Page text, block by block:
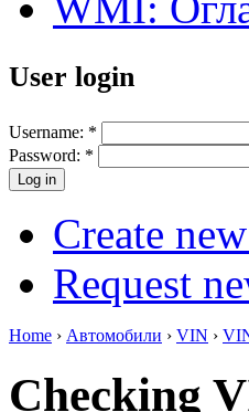
User login
Username: *
Password: *
Create
Request
Home › Автомобили › VIN ›
Checking